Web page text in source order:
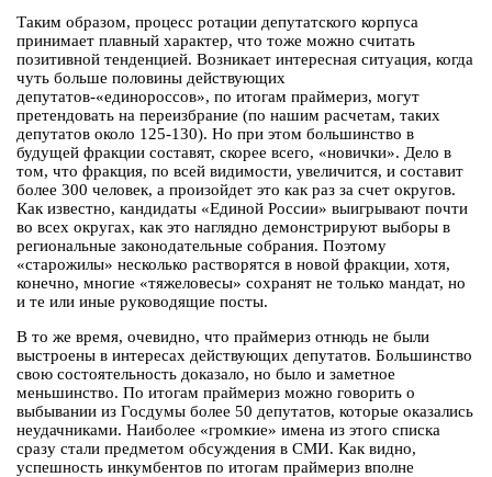
Таким образом, процесс ротации депутатского корпуса
принимает плавный характер, что тоже можно считать
позитивной тенденцией. Возникает интересная ситуация, когда
чуть больше половины действующих
депутатов-«единороссов», по итогам праймериз, могут
претендовать на переизбрание (по нашим расчетам, таких
депутатов около 125-130). Но при этом большинство в
будущей фракции составят, скорее всего, «новички». Дело в
том, что фракция, по всей видимости, увеличится, и составит
более 300 человек, а произойдет это как раз за счет округов.
Как известно, кандидаты «Единой России» выигрывают почти
во всех округах, как это наглядно демонстрируют выборы в
региональные законодательные собрания. Поэтому
«старожилы» несколько растворятся в новой фракции, хотя,
конечно, многие «тяжеловесы» сохранят не только мандат, но
и те или иные руководящие посты.
В то же время, очевидно, что праймериз отнюдь не были
выстроены в интересах действующих депутатов. Большинство
свою состоятельность доказало, но было и заметное
меньшинство. По итогам праймериз можно говорить о
выбывании из Госдумы более 50 депутатов, которые оказались
неудачниками. Наиболее «громкие» имена из этого списка
сразу стали предметом обсуждения в СМИ. Как видно,
успешность инкумбентов по итогам праймериз вполне